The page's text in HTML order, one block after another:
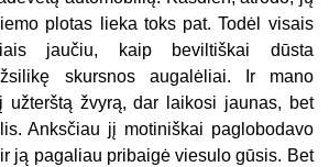
plotas lieka toks pat. Todėl visais
jaučiu, kaip beviltiškai dūsta
skursnos augalėliai. Ir mano
užterštą žvyrą, dar laikosi jaunas, bet
Anksčiau jį motiniškai paglobodavo
ją pagaliau pribaigė viesulo gūsis. Bet